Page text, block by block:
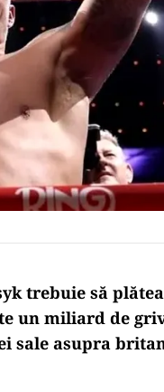
trebuie să
un miliard de
sale asupra